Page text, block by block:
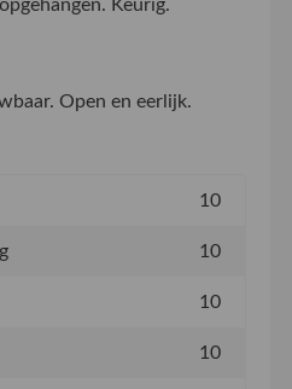
Keurig.
Open en eerlijk.
10
10
10
10